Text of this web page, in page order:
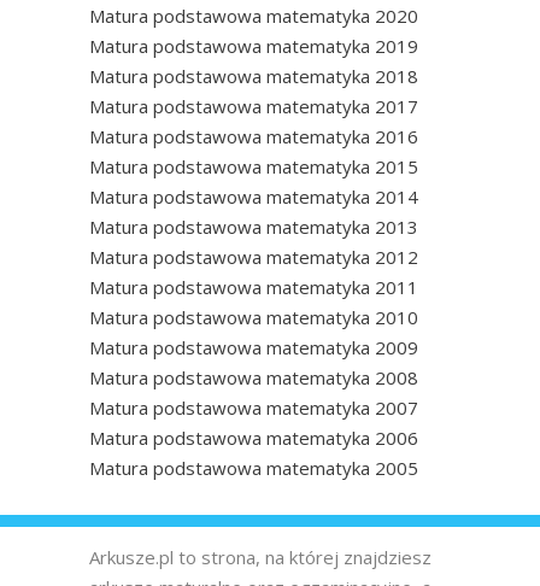
Matura podstawowa matematyka 2020
Matura podstawowa matematyka 2019
Matura podstawowa matematyka 2018
Matura podstawowa matematyka 2017
Matura podstawowa matematyka 2016
Matura podstawowa matematyka 2015
Matura podstawowa matematyka 2014
Matura podstawowa matematyka 2013
Matura podstawowa matematyka 2012
Matura podstawowa matematyka 2011
Matura podstawowa matematyka 2010
Matura podstawowa matematyka 2009
Matura podstawowa matematyka 2008
Matura podstawowa matematyka 2007
Matura podstawowa matematyka 2006
Matura podstawowa matematyka 2005
Arkusze.pl to strona, na której znajdziesz